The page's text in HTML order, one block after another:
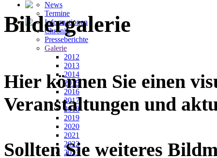
News
Termine
Informationen
Chronik
Presseberichte
Galerie
2012
2013
2014
2015
2016
2017
2018
2019
2020
2021
2022
2023
Bildergalerie
Hier können Sie einen
Veranstaltungen und
Sollten Sie weiteres